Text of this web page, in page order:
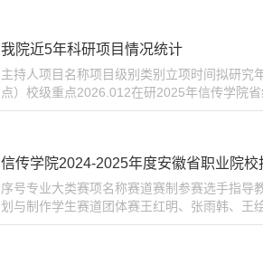
我院近5年科研项目情况统计
主持人项目名称项目级别类别立项时间拟研
点）校级重点2026.012在研2025年信传学院
轻量化AIoT网关及自适应优化方法研究省级
信传学院2024-2025年度安徽省职业院
序号专业大类赛项名称赛道赛制参赛选手指
划与制作学生赛道团体赛王红明、张雨韩、王
航三等奖4电子信息大类Web技术学生赛道团